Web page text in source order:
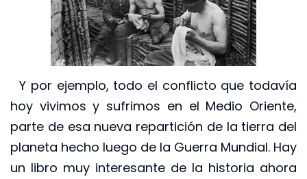
Y por ejemplo, todo el conflicto que todavía
hoy vivimos y sufrimos en el Medio Oriente,
parte de esa nueva repartición de la tierra del
planeta hecho luego de la Guerra Mundial. Hay
un libro muy interesante de la historia ahora